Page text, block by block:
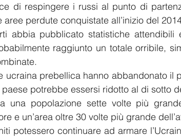
di respingere i russi al punto di
perdute conquistate all’inizio del
abbia pubblicato statistiche attendibili
raggiunto un totale orribile,
ucraina prebellica hanno abbandonato il
potrebbe essersi ridotto al di sotto
una popolazione sette volte più
e un’area oltre 30 volte più grande
potessero continuare ad armare